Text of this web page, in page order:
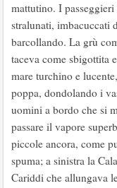
mattutino. I
stralunati, imbacuccati
barcollando. La grù
taceva come sbigottita
mare turchino e
poppa, dondolando i
uomini a bordo che si
passare il vapore
piccole ancora, come
spuma; a sinistra la
Cariddi che allungava